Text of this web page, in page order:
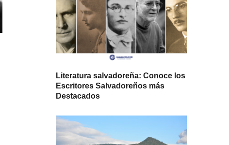
Literatura salvadoreña: Conoce los
Escritores Salvadoreños más
Destacados